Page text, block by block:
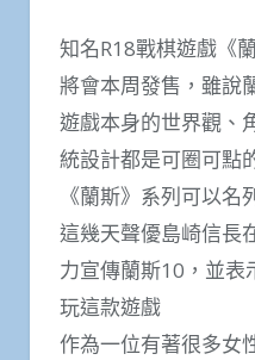
知名R18戰棋遊戲《
將會本周發售，雖說
遊戲本身的世界觀、
統設計都是可圈可點
《蘭斯》系列可以
這幾天聲優島崎信長
力宣傳蘭斯10，並表
玩這款遊戲
作為一位有著很多女